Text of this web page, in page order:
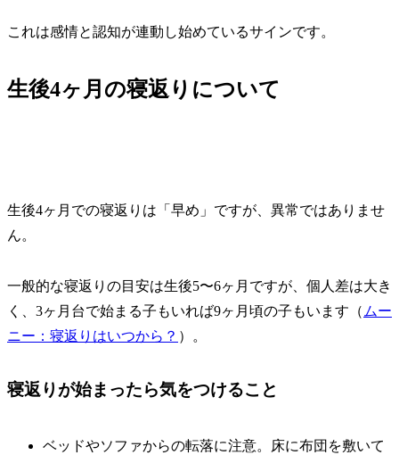
これは感情と認知が連動し始めているサインです。
生後4ヶ月の寝返りについて
生後4ヶ月での寝返りは「早め」ですが、異常ではありませ
ん。
一般的な寝返りの目安は生後5〜6ヶ月ですが、個人差は大き
く、3ヶ月台で始まる子もいれば9ヶ月頃の子もいます（ ムー
ニー：寝返りはいつから？ ）。
寝返りが始まったら気をつけること
ベッドやソファからの転落に注意。床に布団を敷いて